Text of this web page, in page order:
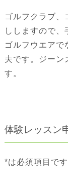
ゴルフクラブ、
ししますので
ゴルフウエアで
夫です。ジーン
す。
体験レッスン
*は必須項目です